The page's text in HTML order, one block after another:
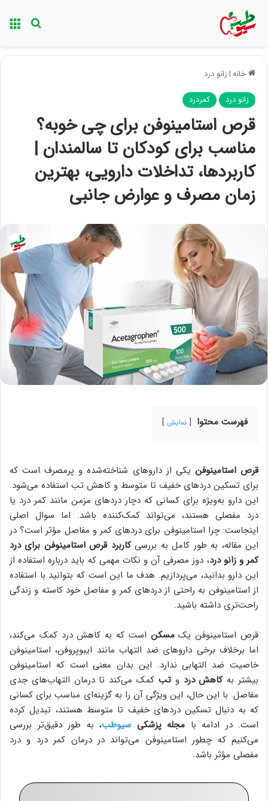
خانه|زانو درد
زانو درد کمردرد
قرص استامینوفن برای چی خوبه؟
مناسب برای کودکان تا سالمندان |
کاربردها، تداخلات دارویی، بهترین
زمان مصرف و عوارض جانبی
فهرست محتوا نمایش
قرص استامینوفن یکی از داروهای شناخته‌شده و پرمصرف است که
برای تسکین دردهای خفیف تا متوسط و کاهش تب استفاده می‌شود.
این دارو به‌ویژه برای کسانی که دچار دردهای مزمن مانند کمر درد یا
درد مفصلی هستند، می‌تواند کمک‌کننده باشد. اما سوال اصلی
اینجاست: چرا استامینوفن برای دردهای کمر و مفاصل مؤثر است؟ در
این مقاله، به طور کامل به بررسیکاربرد قرص استامینوفن برای درد
کمر و زانو درد، دوز مصرفی آن و نکات مهمی که باید درباره استفاده از
این دارو بدانید، می‌پردازیم. هدف ما این است که بتوانید با استفاده
از استامینوفن به راحتی از دردهای کمر و مفاصل خود کاسته و زندگی
راحت‌تری داشته باشید.
قرص استامینوفن یکمسکن است که به کاهش درد کمک می‌کند،
اما برخلاف برخی داروهای ضد التهاب مانند ایبوپروفن، استامینوفن
خاصیت ضد التهابی ندارد. این بدان معنی است که استامینوفن
بیشتر بهکاهش درد وتب کمک می‌کند تا درمان التهاب‌های جدی
مفاصل. با این حال، این ویژگی آن را به گزینه‌ای مناسب برای کسانی
که به دنبال تسکین دردهای خفیف تا متوسط هستند، تبدیل کرده
است. در ادامه با مجله پزشکی سیوطب، به طور دقیق‌تر بررسی
می‌کنیم که چطور استامینوفن می‌تواند در درمان کمر درد و درد
مفصلی مؤثر باشد.